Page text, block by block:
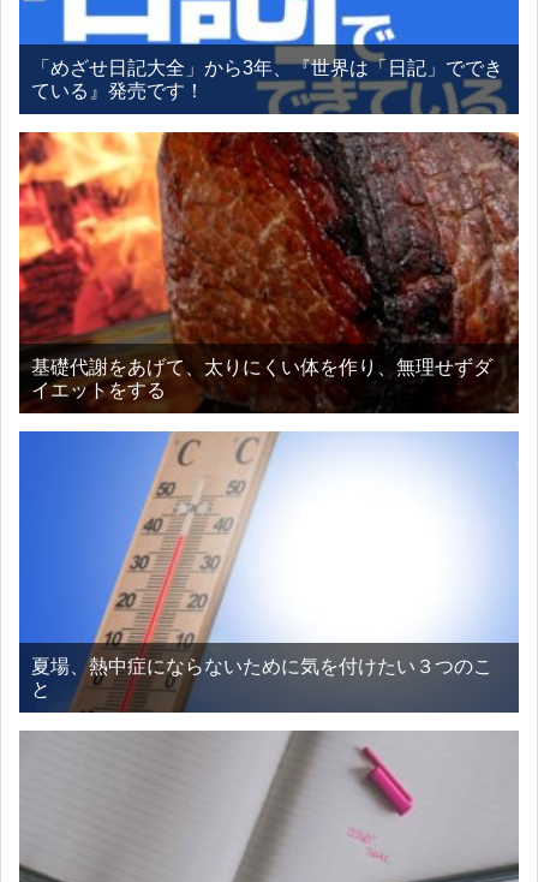
「めざせ日記大全」から3年、『世界は「日記」ででき
ている』発売です！
基礎代謝をあげて、太りにくい体を作り、無理せずダ
イエットをする
夏場、熱中症にならないために気を付けたい３つのこ
と